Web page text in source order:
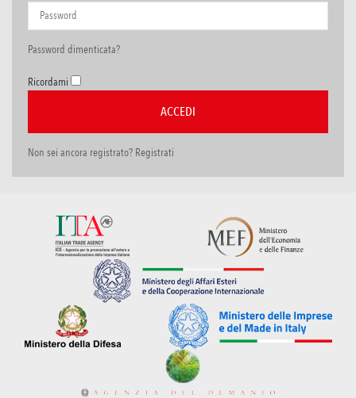
Password dimenticata?
Ricordami
Non sei ancora registrato? Registrati